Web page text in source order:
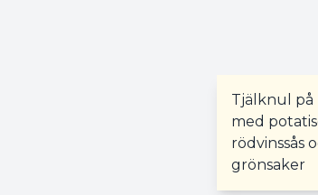
Tjälknul
med
rödvinssås
grönsaker